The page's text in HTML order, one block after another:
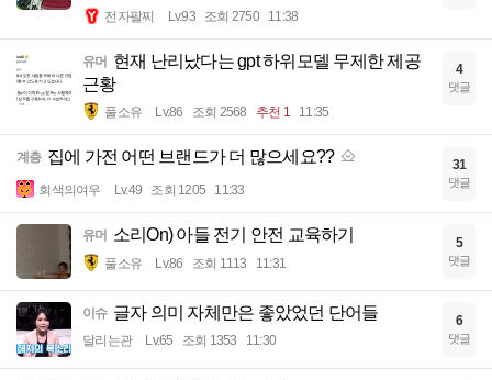
전자팔찌 Lv.93 조회 2750 11:38
유머 현재 난리났다는 gpt 하위모델 무제한 제공
근황
풀소유 Lv.86 조회 2568 추천 1 11:35
4
댓글
계층 집에 가전 어떤 브랜드가 더 많으세요??
회색의여우 Lv.49 조회 1205 11:33
31
댓글
유머 소리On) 아들 전기 안전 교육하기
풀소유 Lv.86 조회 1113 11:31
5
댓글
이슈 글자 의미 자체만은 좋았었던 단어들
달리는관 Lv.65 조회 1353 11:30
6
댓글